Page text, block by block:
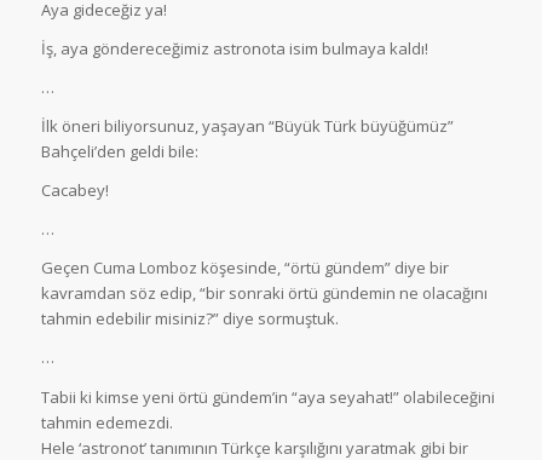
Aya gideceğiz ya!
İş, aya göndereceğimiz astronota isim bulmaya kaldı!
…
İlk öneri biliyorsunuz, yaşayan “Büyük Türk büyüğümüz”
Bahçeli’den geldi bile:
Cacabey!
…
Geçen Cuma Lomboz köşesinde, “örtü gündem” diye bir
kavramdan söz edip, “bir sonraki örtü gündemin ne olacağını
tahmin edebilir misiniz?” diye sormuştuk.
…
Tabii ki kimse yeni örtü gündem’in “aya seyahat!” olabileceğini
tahmin edemezdi.
Hele ‘astronot’ tanımının Türkçe karşılığını yaratmak gibi bir